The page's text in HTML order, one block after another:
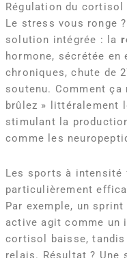
Régulation du cortisol
Le stress vous ronge
solution intégrée : la
hormone, sécrétée
chroniques, chute de
soutenu. Comment ça
brûlez » littéralement
stimulant la
comme les
Les sports à intensité
particulièrement
Par exemple, un
active agit comme un
cortisol baisse, tandis
relais. Résultat ? Une